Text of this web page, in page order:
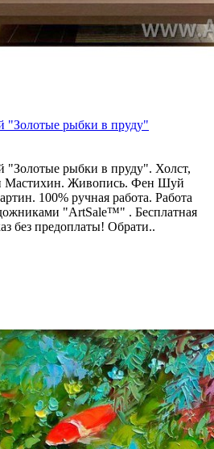
рыбки в пруду"
рыбки в пруду". Холст,
Мастихин. Живопись. Фен Шуй
100% ручная работа. Работа
"ArtSale™" . Бесплатная
без предоплаты! Обрати..